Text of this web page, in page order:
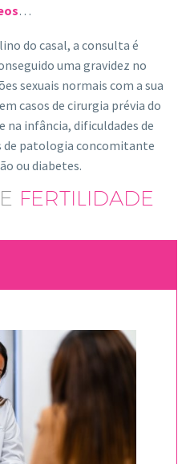
…
do casal, a consulta é
uma gravidez no
sexuais normais com a sua
casos de cirurgia prévia do
infância, dificuldades de
de patologia concomitante
ou diabetes.
FERTILIDADE